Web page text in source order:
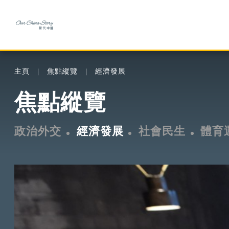
主頁 焦點縱覽 經濟發展
焦點縱覽
政治外交 經濟發展 社會民生 體育